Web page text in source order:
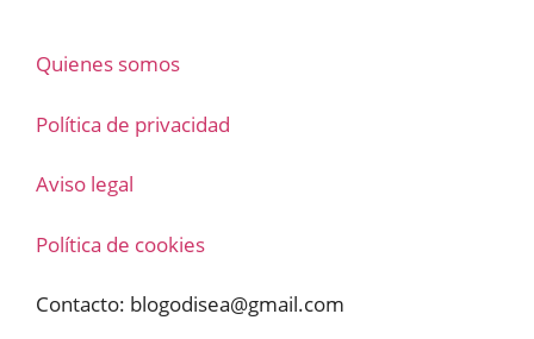
Quienes somos
Política de privacidad
Aviso legal
Política de cookies
Contacto: blogodisea@gmail.com